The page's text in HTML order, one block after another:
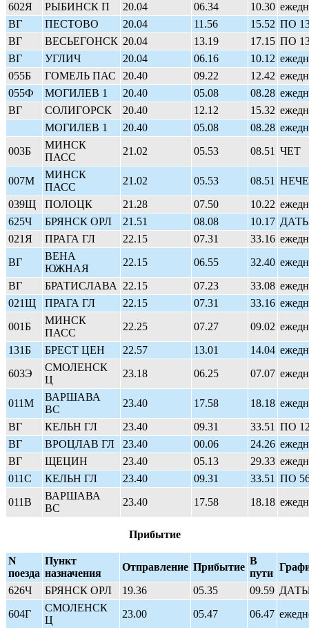
602Я
РЫБИНСК П 20.04 06.34 10.30
ВГ
ПЕСТОВО 20.04 11.56 15.52 ПО
ВГ
ВЕСЬЕГОНСК 20.04 13.19 17.15 ПО
ВГ
УГЛИЧ 20.04 06.16 10.12
055Б
ГОМЕЛЬ ПАС 20.40 09.22 12.42
055Ф
МОГИЛЕВ 1 20.40 05.08 08.28
ВГ
СОЛИГОРСК 20.40 12.12 15.32
МОГИЛЕВ 1
20.40 05.08 08.28
003Б
МИНСК
ПАСС
21.02 05.53 08.51 ЧЕТ
007М
МИНСК
ПАСС
21.02 05.53 08.51
039Щ
ПОЛОЦК 21.28 07.50 10.22
625Ч
БРЯНСК ОРЛ 21.51 08.08 10.17
021Я
ПРАГА ГЛ 22.15 07.31 33.16
ВГ
ВЕНА
ЮЖНАЯ
22.15 06.55 32.40
ВГ
БРАТИСЛАВА 22.15 07.23 33.08
021Щ
ПРАГА ГЛ 22.15 07.31 33.16
001Б
МИНСК
ПАСС
22.25 07.27 09.02
131Б
БРЕСТ ЦЕН 22.57 13.01 14.04
603Э
СМОЛЕНСК
Ц
23.18 06.25 07.07
011М
ВАРШАВА
ВС
23.40 17.58 18.18
ВГ
КЕЛЬН ГЛ 23.40 09.31 33.51 ПО
ВГ
ВРОЦЛАВ ГЛ 23.40 00.06 24.26
ВГ
ЩЕЦИН 23.40 05.13 29.33
011С
КЕЛЬН ГЛ 23.40 09.31 33.51 ПО
011В
ВАРШАВА
ВС
23.40 17.58 18.18
Прибытие
N
поезда
Пункт
назначения
Отправление Прибытие
В
пути
626Ч
БРЯНСК ОРЛ 19.36 05.35 09.59
604Г
СМОЛЕНСК
Ц
23.00 05.47 06.47